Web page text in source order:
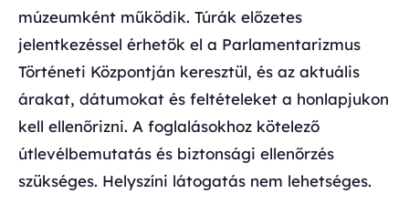
múzeumként működik. Túrák előzetes
jelentkezéssel érhetők el a Parlamentarizmus
Történeti Központján keresztül, és az aktuális
árakat, dátumokat és feltételeket a honlapjukon
kell ellenőrizni. A foglalásokhoz kötelező
útlevélbemutatás és biztonsági ellenőrzés
szükséges. Helyszíni látogatás nem lehetséges.